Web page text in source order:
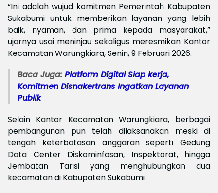
“Ini adalah wujud komitmen Pemerintah Kabupaten
Sukabumi untuk memberikan layanan yang lebih
baik, nyaman, dan prima kepada masyarakat,”
ujarnya usai meninjau sekaligus meresmikan Kantor
Kecamatan Warungkiara, Senin, 9 Februari 2026.
Baca Juga: Platform Digital Siap kerja,
Komitmen Disnakertrans Ingatkan Layanan
Publik
Selain Kantor Kecamatan Warungkiara, berbagai
pembangunan pun telah dilaksanakan meski di
tengah keterbatasan anggaran seperti Gedung
Data Center Diskominfosan, Inspektorat, hingga
Jembatan Tarisi yang menghubungkan dua
kecamatan di Kabupaten Sukabumi.